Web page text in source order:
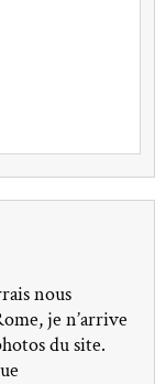
nous
je n’arrive
du site.